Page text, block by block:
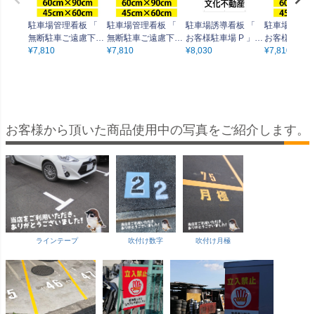
駐車場管理看板 「
無断駐車ご遠慮下さ
い 」 赤色 名入れ無
¥7,810
駐車場管理看板 「
無断駐車ご遠慮下さ
い」 紫色 名入れ無
¥7,810
駐車場誘導看板 「
お客様駐車場 P 」
サイズ大・小 名入れ
¥8,030
駐車場管理
お客様駐車
色 名入れ無
¥7,810
お客様から頂いた商品使用中の写真をご紹介します。
ラインテープ 吹付け数字 吹付け月極